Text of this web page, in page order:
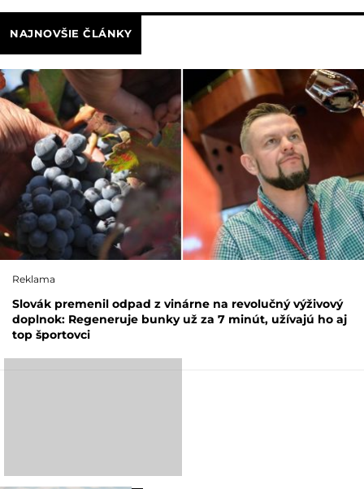
NAJNOVŠIE ČLÁNKY
Reklama
Slovák premenil odpad z vinárne na revolučný výživový
doplnok: Regeneruje bunky už za 7 minút, užívajú ho aj
top športovci